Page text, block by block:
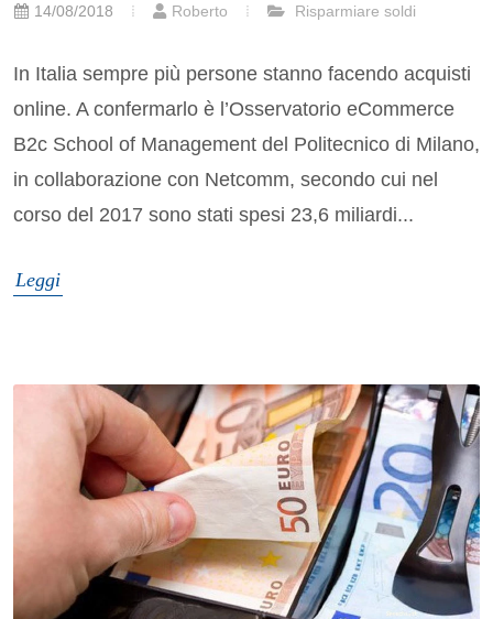
14/08/2018 Roberto Risparmiare soldi
In Italia sempre più persone stanno facendo acquisti
online. A confermarlo è l’Osservatorio eCommerce
B2c School of Management del Politecnico di Milano,
in collaborazione con Netcomm, secondo cui nel
corso del 2017 sono stati spesi 23,6 miliardi...
Leggi